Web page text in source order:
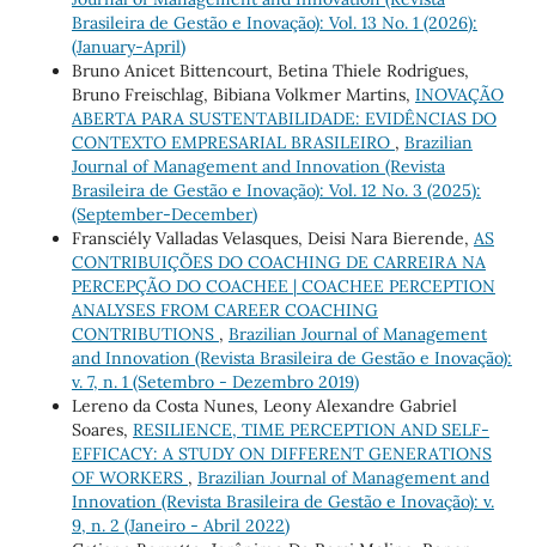
Brasileira de Gestão e Inovação): Vol. 13 No. 1 (2026):
(January-April)
Bruno Anicet Bittencourt, Betina Thiele Rodrigues,
Bruno Freischlag, Bibiana Volkmer Martins, INOVAÇÃO
ABERTA PARA SUSTENTABILIDADE: EVIDÊNCIAS DO
CONTEXTO EMPRESARIAL BRASILEIRO , Brazilian
Journal of Management and Innovation (Revista
Brasileira de Gestão e Inovação): Vol. 12 No. 3 (2025):
(September-December)
Fransciély Valladas Velasques, Deisi Nara Bierende, AS
CONTRIBUIÇÕES DO COACHING DE CARREIRA NA
PERCEPÇÃO DO COACHEE | COACHEE PERCEPTION
ANALYSES FROM CAREER COACHING
CONTRIBUTIONS , Brazilian Journal of Management
and Innovation (Revista Brasileira de Gestão e Inovação):
v. 7, n. 1 (Setembro - Dezembro 2019)
Lereno da Costa Nunes, Leony Alexandre Gabriel
Soares, RESILIENCE, TIME PERCEPTION AND SELF-
EFFICACY: A STUDY ON DIFFERENT GENERATIONS
OF WORKERS , Brazilian Journal of Management and
Innovation (Revista Brasileira de Gestão e Inovação): v.
9, n. 2 (Janeiro - Abril 2022)